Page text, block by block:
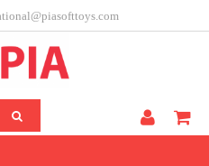
Klantenfeedback
BE/NL